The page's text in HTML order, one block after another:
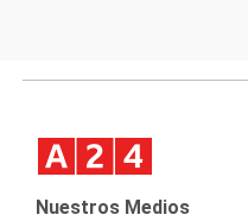
Nuestros Medios